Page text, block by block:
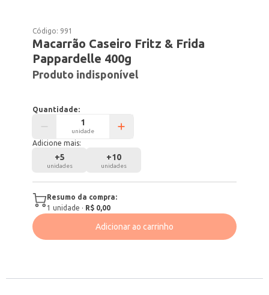
Código: 991
Macarrão Caseiro Fritz & Frida
Pappardelle 400g
Produto indisponível
Quantidade:
unidade
Adicione mais:
+5
unidades
+10
unidades
Resumo da compra:
1 unidade · R$ 0,00
Adicionar ao carrinho